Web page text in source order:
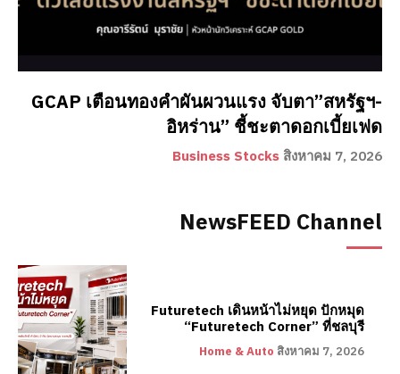
GCAP เตือนทองคำผันผวนแรง จับตา”สหรัฐฯ-
อิหร่าน” ชี้ชะตาดอกเบี้ยเฟด
Business Stocks สิงหาคม 7, 2026
NewsFEED Channel
Futuretech เดินหน้าไม่หยุด ปักหมุด
“Futuretech Corner” ที่ชลบุรี
Home & Auto สิงหาคม 7, 2026